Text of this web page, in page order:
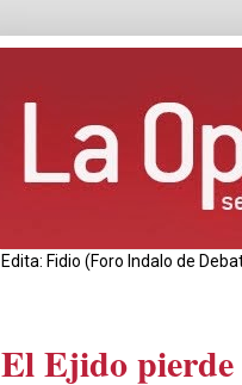
Edita: Fidio (Foro Indalo de
El Ejido pierde